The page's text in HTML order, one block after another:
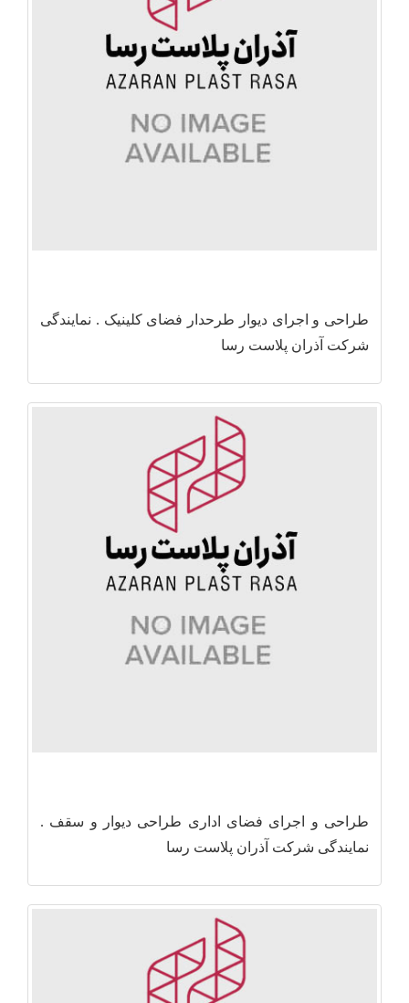
طراحی و اجرای دیوار طرحدار فضای کلینیک . نمایندگی
شرکت آذران پلاست رسا
طراحی و اجرای فضای اداری طراحی دیوار و سقف .
نمایندگی شرکت آذران پلاست رسا